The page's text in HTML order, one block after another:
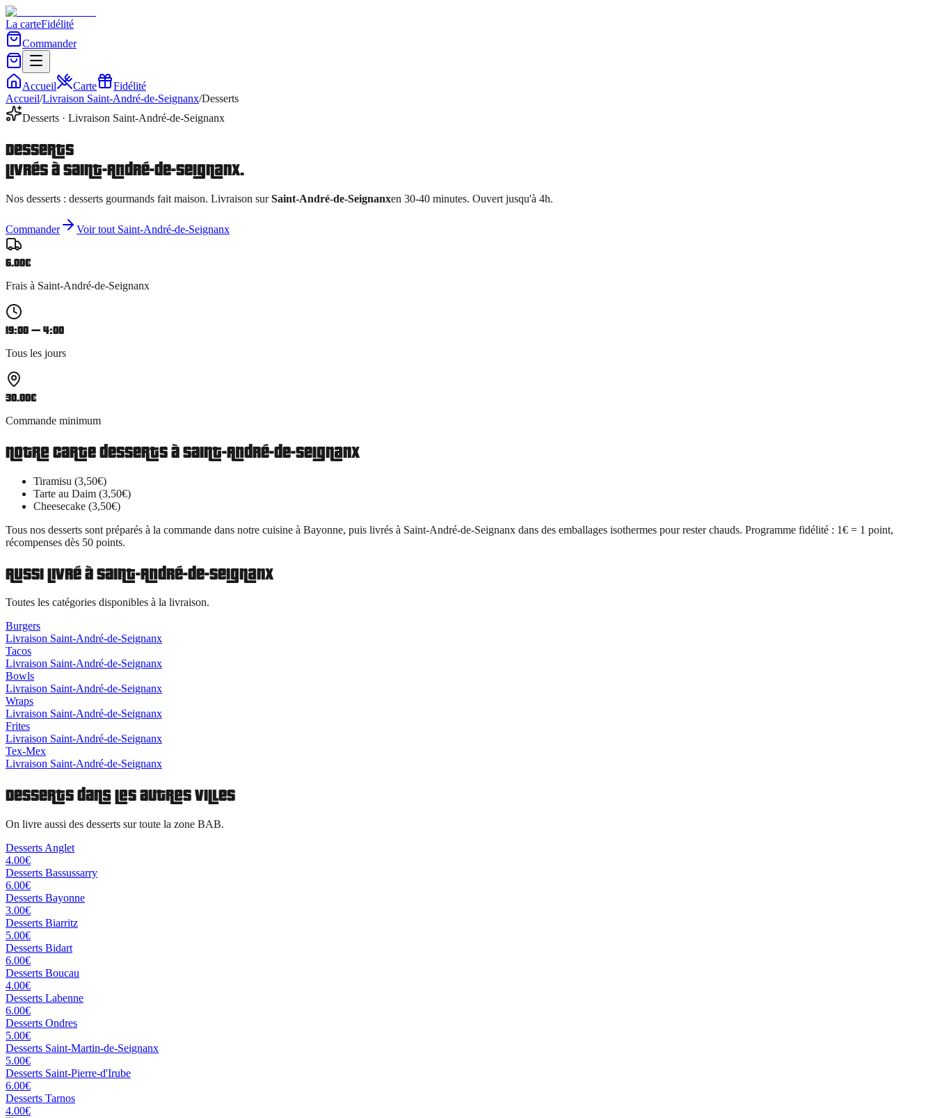
La carteFidélité
Commander
Accueil Carte
Fidélité
Accueil/Livraison Saint-André-de-Seignanx/Desserts
Desserts · Livraison Saint-André-de-Seignanx
Desserts
livrés àSaint-André-de-Seignanx.
Nos desserts : desserts gourmands fait maison. Livraison sur Saint-André-de-Seignanxen 30-40 minutes. Ouvert jusqu'à 4h.
Commander Voir tout Saint-André-de-Seignanx
6.00€
Frais à Saint-André-de-Seignanx
19:00 — 4:00
Tous les jours
30.00€
Commande minimum
Notre cartedessertsàSaint-André-de-Seignanx
Tiramisu (3,50€)
Tarte au Daim (3,50€)
Cheesecake (3,50€)
Tous nos desserts sont préparés à la commande dans notre cuisine à Bayonne, puis livrés à Saint-André-de-Seignanx dans des emballages isothermes pour rester chauds. Programme fidélité : 1€ = 1 point,
récompenses dès 50 points.
Aussi livré àSaint-André-de-Seignanx
Toutes les catégories disponibles à la livraison.
Burgers
Livraison Saint-André-de-Seignanx
Tacos
Livraison Saint-André-de-Seignanx
Bowls
Livraison Saint-André-de-Seignanx
Wraps
Livraison Saint-André-de-Seignanx
Frites
Livraison Saint-André-de-Seignanx
Tex-Mex
Livraison Saint-André-de-Seignanx
Dessertsdans les autres villes
On livre aussi des desserts sur toute la zone BAB.
Desserts Anglet
4.00€
Desserts Bassussarry
6.00€
Desserts Bayonne
3.00€
Desserts Biarritz
5.00€
Desserts Bidart
6.00€
Desserts Boucau
4.00€
Desserts Labenne
6.00€
Desserts Ondres
5.00€
Desserts Saint-Martin-de-Seignanx
5.00€
Desserts Saint-Pierre-d'Irube
6.00€
Desserts Tarnos
4.00€